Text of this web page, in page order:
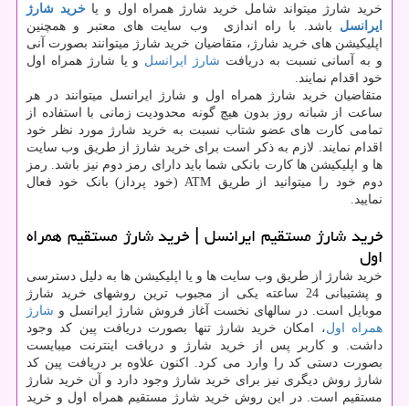
خرید شارژ میتواند شامل خرید شارژ همراه اول و یاخرید شارژ
ایرانسل باشد. با راه اندازی وب سایت های معتبر و همچنین
اپلیکیشن های خرید شارژ، متقاضیان خرید شارژ میتوانند بصورت آنی
و به آسانی نسبت به دریافت شارژ ایرانسل و یا شارژ همراه اول
خود اقدام نمایند.
متقاضیان خرید شارژ همراه اول و شارژ ایرانسل میتوانند در هر
ساعت از شبانه روز بدون هیچ گونه محدودیت زمانی با استفاده از
تمامی کارت های عضو شتاب نسبت به خرید شارژ مورد نظر خود
اقدام نمایند. لازم به ذکر است برای خرید شارژ از طریق وب سایت
ها و اپلیکیشن ها کارت بانکی شما باید دارای رمز دوم نیز باشد. رمز
دوم خود را میتوانید از طریق ATM (خود پرداز) بانک خود فعال
نمایید.
خرید شارژ مستقیم ایرانسل | خرید شارژ مستقیم همراه
اول
خرید شارژ از طریق وب سایت ها و یا اپلیکیشن ها به دلیل دسترسی
و پشتیبانی 24 ساعته یکی از مجبوب ترین روشهای خرید شارژ
موبایل است. در سالهای نخست آغاز فروش شارژ ایرانسل و شارژ
همراه اول، امکان خرید شارژ تنها بصورت دریافت پین کد وجود
داشت. و کاربر پس از خرید شارژ و دریافت اینترنت میبایست
بصورت دستی کد را وارد می کرد. اکنون علاوه بر دریافت پین کد
شارژ روش دیگری نیز برای خرید شارژ وجود دارد و آن خرید شارژ
مستقیم است. در این روش خرید شارژ مستقیم همراه اول و خرید